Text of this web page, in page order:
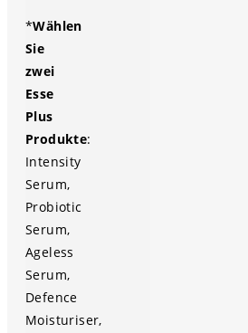
*Wählen
Sie
zwei
Esse
Plus
Produkte:
Intensity
Serum,
Probiotic
Serum,
Ageless
Serum,
Defence
Moisturiser,